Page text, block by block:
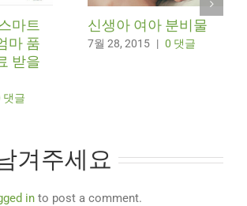
마트
마 품
받을
댓글
신생아 여아 분비물
7월 28, 2015 | 0 댓글
겨주세요
in to post a comment.